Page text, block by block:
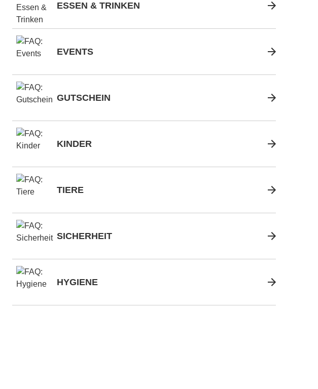
ESSEN & TRINKEN
EVENTS
GUTSCHEIN
KINDER
TIERE
SICHERHEIT
HYGIENE